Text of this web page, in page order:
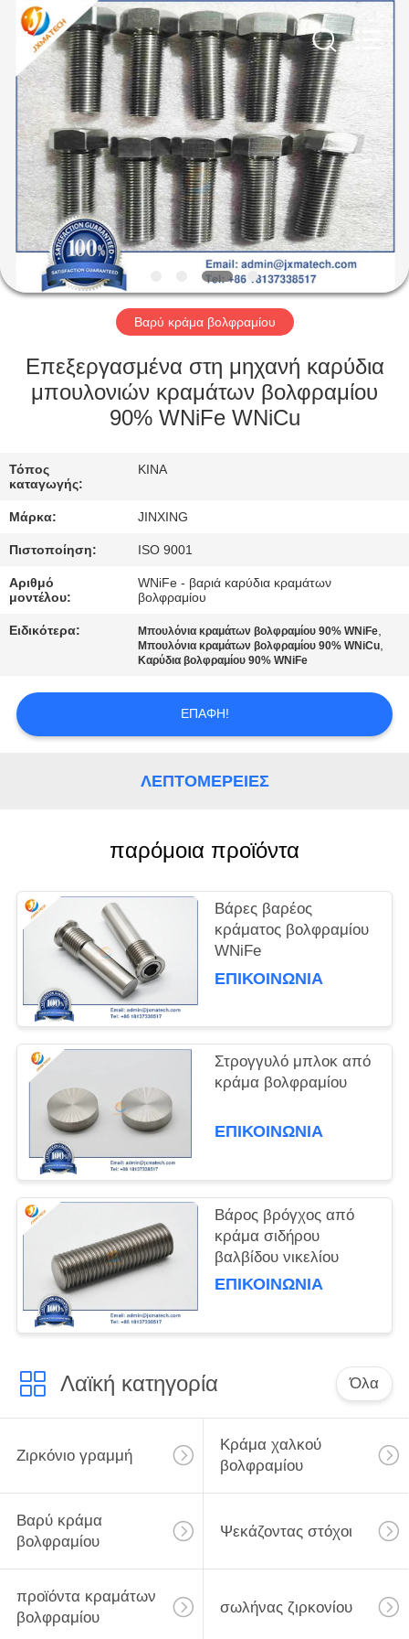
ΣΠΊΤΙ
ΠΡΟΪΌΝΤΑ
ΠΕΡΊΠΟΥ
ΕΜΕΊΣ
ΓΎΡΟΣ
ΕΡΓΟΣΤΑΣΊΩΝ
ΜΑΣ
ΕΠΑΦΉ
ΜΕ
ΕΙΔΉΣΕΙΣ
ΠΕΡΙΠΤΏΣΕΙΣ
ΈΝΑ
ΑΠΌΣΠΑΣΜΑ
PRIVACY
POLICY
Rights
Reserved.
Developed
ECER
Βαρύ κράμα βολφραμίου
Επεξεργασμένα στη μηχανή καρύδια
μπουλονιών κραμάτων βολφραμίου
90% WNiFe WNiCu
Τόπος
καταγωγής:
ΚΙΝΑ
Μάρκα: JINXING
Πιστοποίηση: ISO 9001
Αριθμό
μοντέλου:
WNiFe - βαριά καρύδια κραμάτων
βολφραμίου
Ειδικότερα: Μπουλόνια κραμάτων βολφραμίου 90% WNiFe,
Μπουλόνια κραμάτων βολφραμίου 90% WNiCu,
Καρύδια βολφραμίου 90% WNiFe
ΕΠΑΦΉ!
ΛΕΠΤΟΜΈΡΕΙΕΣ
παρόμοια προϊόντα
Βάρες βαρέος
κράματος βολφραμίου
WNiFe
ΕΠΙΚΟΙΝΩΝΊΑ
Στρογγυλό μπλοκ από
κράμα βολφραμίου
ΕΠΙΚΟΙΝΩΝΊΑ
Βάρος βρόγχος από
κράμα σιδήρου
βαλβίδου νικελίου
ΕΠΙΚΟΙΝΩΝΊΑ
Λαϊκή κατηγορία Όλα
Ζιρκόνιο γραμμή
Κράμα χαλκού
βολφραμίου
Βαρύ κράμα
βολφραμίου
Ψεκάζοντας στόχοι
προϊόντα κραμάτων
βολφραμίου
σωλήνας ζιρκονίου